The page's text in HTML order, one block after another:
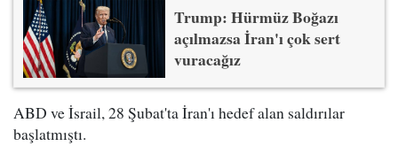
Trump: Hürmüz Boğazı
açılmazsa İran'ı çok sert
vuracağız
ABD ve İsrail, 28 Şubat'ta İran'ı hedef alan saldırılar
başlatmıştı.